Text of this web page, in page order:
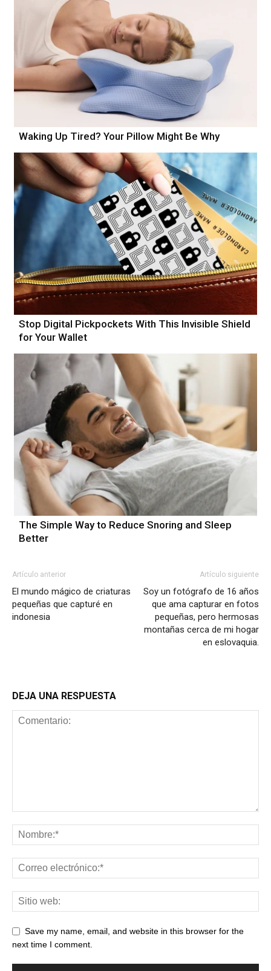
Waking Up Tired? Your Pillow Might Be Why
Stop Digital Pickpockets With This Invisible Shield
for Your Wallet
The Simple Way to Reduce Snoring and Sleep
Better
Artículo anterior
El mundo mágico de criaturas
pequeñas que capturé en
indonesia
Artículo siguiente
Soy un fotógrafo de 16 años
que ama capturar en fotos
pequeñas, pero hermosas
montañas cerca de mi hogar
en eslovaquia.
DEJA UNA RESPUESTA
Save my name, email, and website in this browser for the
next time I comment.